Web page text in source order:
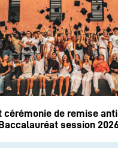
cérémonie de remise
session